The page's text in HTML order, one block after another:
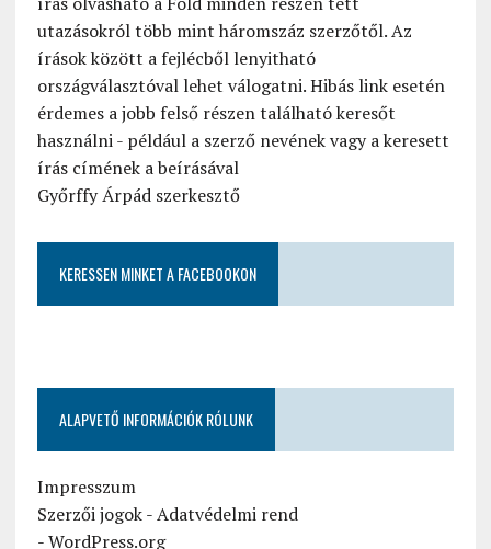
utazásokról több mint háromszáz szerzőtől. Az
írások között a fejlécből lenyitható
országválasztóval lehet válogatni. Hibás link esetén
érdemes a jobb felső részen található keresőt
használni - például a szerző nevének vagy a keresett
írás címének a beírásával
Győrffy Árpád szerkesztő
KERESSEN MINKET A FACEBOOKON
ALAPVETŐ INFORMÁCIÓK RÓLUNK
Impresszum
Szerzői jogok-Adatvédelmi rend
-WordPress.org